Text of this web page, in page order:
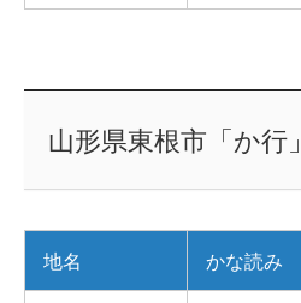
山形県東根市「か行」
地名 かな読み